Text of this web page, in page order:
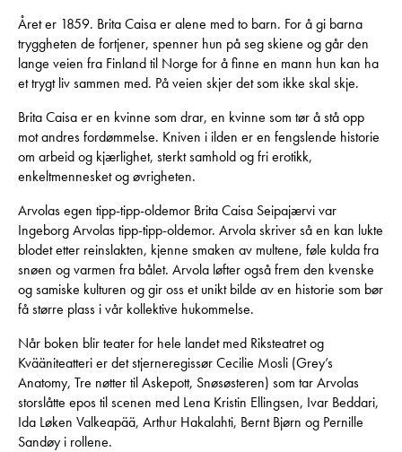
Året er 1859. Brita Caisa er alene med to barn. For å gi barna
tryggheten de fortjener, spenner hun på seg skiene og går den
lange veien fra Finland til Norge for å finne en mann hun kan ha
et trygt liv sammen med. På veien skjer det som ikke skal skje.
Brita Caisa er en kvinne som drar, en kvinne som tør å stå opp
mot andres fordømmelse. Kniven i ilden er en fengslende historie
om arbeid og kjærlighet, sterkt samhold og fri erotikk,
enkeltmennesket og øvrigheten.
Arvolas egen tipp-tipp-oldemor Brita Caisa Seipajærvi var
Ingeborg Arvolas tipp-tipp-oldemor. Arvola skriver så en kan lukte
blodet etter reinslakten, kjenne smaken av multene, føle kulda fra
snøen og varmen fra bålet. Arvola løfter også frem den kvenske
og samiske kulturen og gir oss et unikt bilde av en historie som bør
få større plass i vår kollektive hukommelse.
Når boken blir teater for hele landet med Riksteatret og
Kvääniteatteri er det stjerneregissør Cecilie Mosli (Grey’s
Anatomy, Tre nøtter til Askepott, Snøsøsteren) som tar Arvolas
storslåtte epos til scenen med Lena Kristin Ellingsen, Ivar Beddari,
Ida Løken Valkeapää, Arthur Hakalahti, Bernt Bjørn og Pernille
Sandøy i rollene.